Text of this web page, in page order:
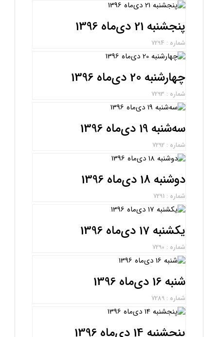
پنجشنبه 21 دی‌ماه 1396
شماره : 7294
چهارشنبه 20 دی‌ماه 1396
شماره : 7293
سه‌شنبه 19 دی‌ماه 1396
شماره : 7292
دوشنبه 18 دی‌ماه 1396
شماره : 7291
یکشنبه 17 دی‌ماه 1396
شماره : 7290
شنبه 16 دی‌ماه 1396
شماره : 7289
پنجشنبه 14 دی‌ماه 1396